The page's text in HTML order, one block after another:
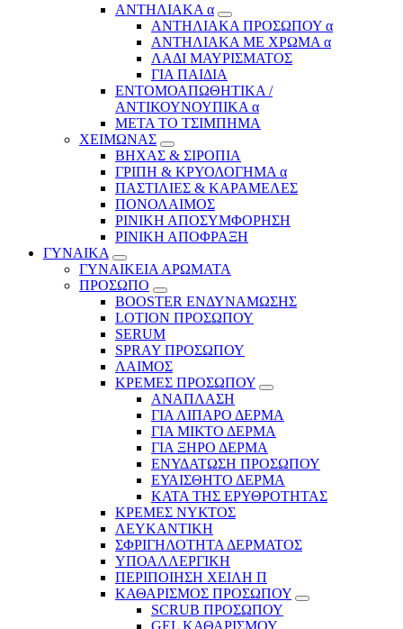
ΑΝΤΗΛΙΑΚΑ α
ΑΝΤΗΛΙΑΚΑ ΠΡΟΣΩΠΟΥ α
ΑΝΤΗΛΙΑΚΑ ΜΕ ΧΡΩΜΑ α
ΛΑΔΙ ΜΑΥΡΙΣΜΑΤΟΣ
ΓΙΑ ΠΑΙΔΙΑ
ΕΝΤΟΜΟΑΠΩΘΗΤΙΚΑ /
ΑΝΤΙΚΟΥΝΟΥΠΙΚΑ α
ΜΕΤΑ ΤΟ ΤΣΙΜΠΗΜΑ
ΧΕΙΜΩΝΑΣ
ΒΗΧΑΣ & ΣΙΡΟΠΙΑ
ΓΡΙΠΗ & ΚΡΥΟΛΟΓΗΜΑ α
ΠΑΣΤΙΛΙΕΣ & ΚΑΡΑΜΕΛΕΣ
ΠΟΝΟΛΑΙΜΟΣ
ΡΙΝΙΚΗ ΑΠΟΣΥΜΦΟΡΗΣΗ
ΡΙΝΙΚΗ ΑΠΟΦΡΑΞΗ
ΓΥΝΑΙΚΑ
ΓΥΝΑΙΚΕΙΑ ΑΡΩΜΑΤΑ
ΠΡΟΣΩΠΟ
BOOSTER ΕΝΔΥΝΑΜΩΣΗΣ
LOTION ΠΡΟΣΩΠΟΥ
SERUM
SPRAY ΠΡΟΣΩΠΟΥ
ΛΑΙΜΟΣ
ΚΡΕΜΕΣ ΠΡΟΣΩΠΟΥ
ΑΝΑΠΛΑΣΗ
ΓΙΑ ΛΙΠΑΡΟ ΔΕΡΜΑ
ΓΙΑ ΜΙΚΤΟ ΔΕΡΜΑ
ΓΙΑ ΞΗΡΟ ΔΕΡΜΑ
ΕΝΥΔΑΤΩΣΗ ΠΡΟΣΩΠΟΥ
ΕΥΑΙΣΘΗΤΟ ΔΕΡΜΑ
ΚΑΤΑ ΤΗΣ ΕΡΥΘΡΟΤΗΤΑΣ
ΚΡΕΜΕΣ ΝΥΚΤΟΣ
ΛΕΥΚΑΝΤΙΚΗ
ΣΦΡΙΓΗΛΟΤΗΤΑ ΔΕΡΜΑΤΟΣ
ΥΠΟΑΛΛΕΡΓΙΚΗ
ΠΕΡΙΠΟΙΗΣΗ ΧΕΙΛΗ Π
ΚΑΘΑΡΙΣΜΟΣ ΠΡΟΣΩΠΟΥ
SCRUB ΠΡΟΣΩΠΟΥ
GEL ΚΑΘΑΡΙΣΜΟΥ